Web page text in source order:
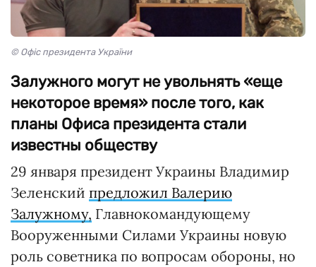
© Офіс президента України
Залужного могут не увольнять «еще
некоторое время» после того, как
планы Офиса президента стали
известны обществу
29 января президент Украины Владимир
Зеленский предложил Валерию
Залужному, Главнокомандующему
Вооруженными Силами Украины новую
роль советника по вопросам обороны, но